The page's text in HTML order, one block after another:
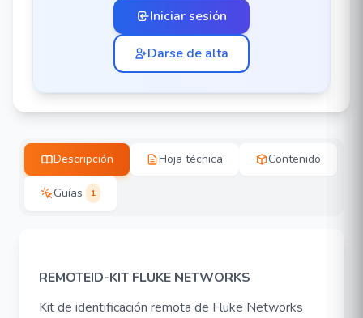
Iniciar sesión
Darse de alta
Descripción Hoja técnica Contenido
Guías 1
REMOTEID-KIT FLUKE NETWORKS
Kit de identificación remota de Fluke Networks